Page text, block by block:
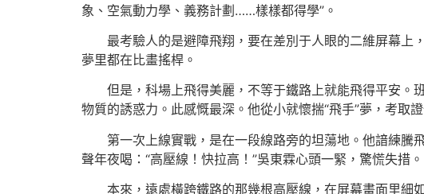
象、空氣動力學、義務計劃……樣樣都得學”。
最考驗人的是避障飛翔，要在差別于人眼的二維屏幕上
夢里都在比畫搖桿。
但是，科場上飛得美麗，不等于鐵路上就能飛得平安
物質的誘惑力。此感慨最深。他從小就懷揣“飛手”夢，考取
第一次上線實戰，是在一段線路旁的坦蕩地。他諳練騰
聲年夜喝：“高壓線！快拉高！”吳東霖心頭一緊，驚慌失措。
本來，遠處橫跨鐵路的那幾根高壓線，在屏幕畫面里細